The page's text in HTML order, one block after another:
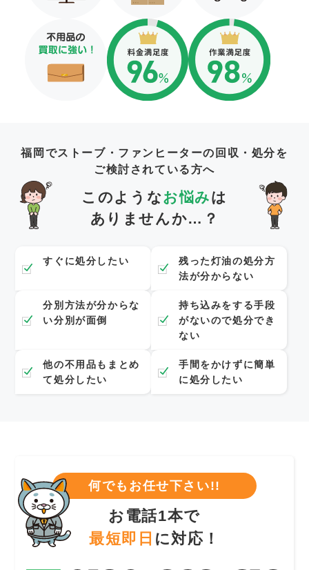
福岡でストーブ・ファンヒーターの回収・処分を
ご検討されている方へ
このようなお悩みは
ありませんか…？
すぐに処分したい
残った灯油の処分方
法が分からない
分別方法が分からな
い分別が面倒
持ち込みをする手段
がないので処分でき
ない
他の不用品もまとめ
て処分したい
手間をかけずに簡単
に処分したい
何でもお任せ下さい!!
お電話1本で
最短即日 に対応！